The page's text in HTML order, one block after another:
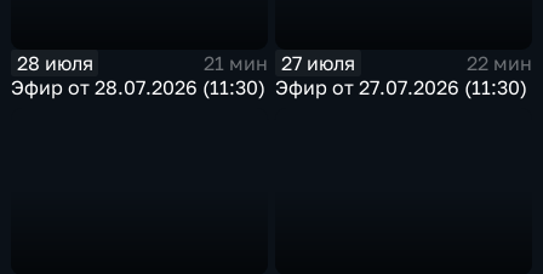
28 июля
21 мин
Эфир от 28.07.2026 (11:30)
27 июля
22 мин
Эфир от 27.07.2026 (11:30)